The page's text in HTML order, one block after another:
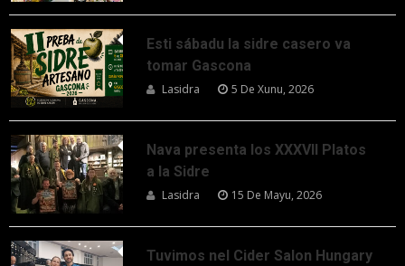
Esti sábadu la sidre casero va
tomar Gascona
Lasidra 5 De Xunu, 2026
Nava presenta los XXXVII Platos
a la Sidre
Lasidra 15 De Mayu, 2026
Tuvimos nel Cider Salon Hungary